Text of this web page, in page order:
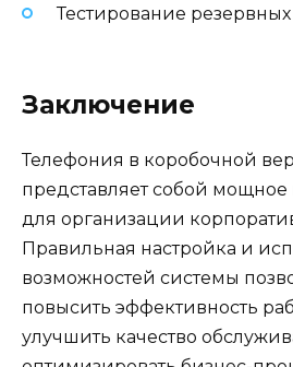
Тестирование
Заключение
Телефония в коробочной
представляет собой
для организации
Правильная настройка и
возможностей системы
повысить эффективность
улучшить качество